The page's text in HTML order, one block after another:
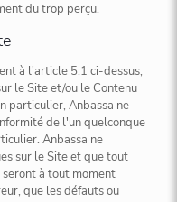
du trop perçu.
à l'article 5.1 ci-dessus,
le Site et/ou le Contenu
particulier, Anbassa ne
de l'un quelconque
Anbassa ne
sur le Site et que tout
à tout moment
que les défauts ou